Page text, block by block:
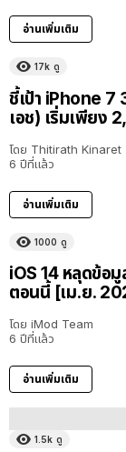
อ่านเพิ่มเติม
17k ดู
ชี้เป้า iPhone 7
เอช) เริ่มเพียง
โดย Thitirath Kinaret
6 ปีที่แล้ว
อ่านเพิ่มเติม
1000 ดู
iOS 14 หลุดข้อมู
ตอนนี้ [เม.ย.
โดย iMod Team
6 ปีที่แล้ว
อ่านเพิ่มเติม
1.5k ดู